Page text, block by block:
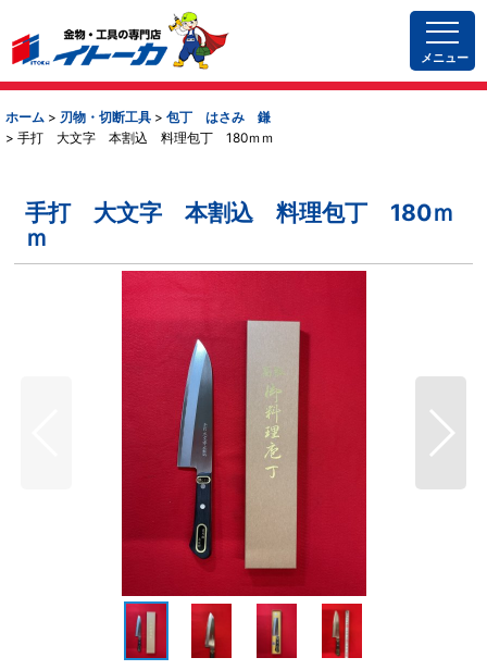
メニュー
ホーム > 刃物・切断工具 > 包丁 はさみ 鎌
> 手打 大文字 本割込 料理包丁 180ｍｍ
手打 大文字 本割込 料理包丁 180ｍ
ｍ